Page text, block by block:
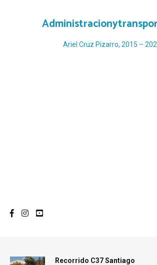
Ariel Cruz Pizarro, 2015 –
Recorrido C37 Santiago